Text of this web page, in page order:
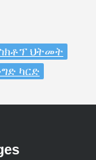
ህትመት
ካርድ